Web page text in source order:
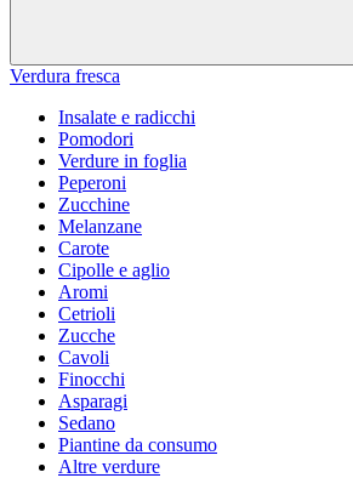
Verdura fresca
Insalate e radicchi
Pomodori
Verdure in foglia
Peperoni
Zucchine
Melanzane
Carote
Cipolle e aglio
Aromi
Cetrioli
Zucche
Cavoli
Finocchi
Asparagi
Sedano
Piantine da consumo
Altre verdure